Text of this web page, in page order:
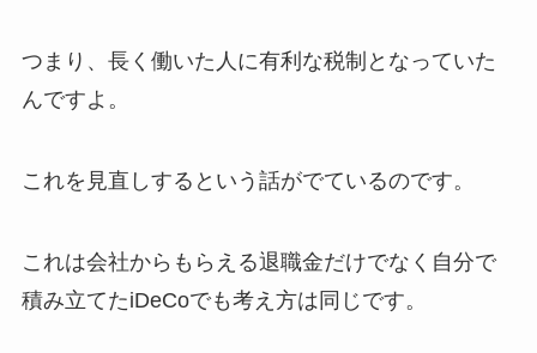
つまり、長く働いた人に有利な税制となっていた
んですよ。
これを見直しするという話がでているのです。
これは会社からもらえる退職金だけでなく自分で
積み立てたiDeCoでも考え方は同じです。